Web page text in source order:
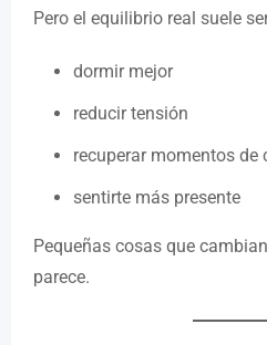
Pero el equilibrio real suele
dormir mejor
reducir tensión
recuperar momentos de
sentirte más presente
Pequeñas cosas que
parece.